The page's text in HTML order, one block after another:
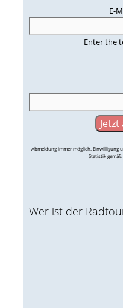
E-
Enter the
Abmeldung immer möglich. Einwilligung
Statistik
Wer ist der